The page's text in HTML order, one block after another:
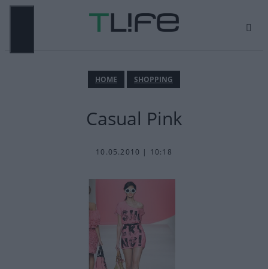
Μετάβαση
ΗΟΜΕ SHOPPING
Casual Pink
10.05.2010 | 10:18